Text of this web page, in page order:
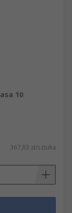
10
367,83 zł/sztuka